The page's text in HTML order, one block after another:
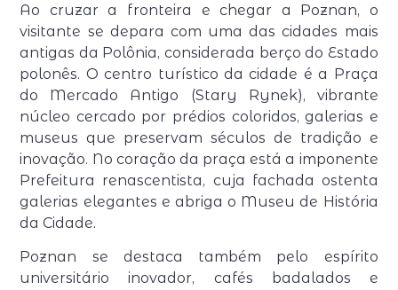
Ao cruzar a fronteira e chegar a Poznan, o
visitante se depara com uma das cidades mais
antigas da Polônia, considerada berço do Estado
polonês. O centro turístico da cidade é a Praça
do Mercado Antigo (Stary Rynek), vibrante
núcleo cercado por prédios coloridos, galerias e
museus que preservam séculos de tradição e
inovação. No coração da praça está a imponente
Prefeitura renascentista, cuja fachada ostenta
galerias elegantes e abriga o Museu de História
da Cidade.
Poznan se destaca também pelo espírito
universitário inovador, cafés badalados e